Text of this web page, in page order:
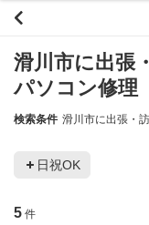
滑川市に出張
パソコン修理
検索条件 滑川市に出張・
日祝OK
5 件